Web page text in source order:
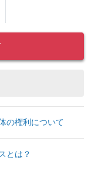
の権利について
とは？